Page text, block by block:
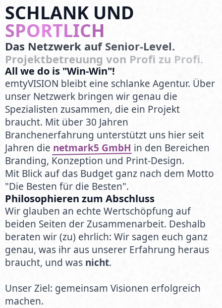
SCHLANK UND
SPORTLICH
Das Netzwerk auf Senior-Level.
Projektbetreuung von Profi zu Profi.
All we do is "Win-Win"!
emtyVISION bleibt eine schlanke Agentur. Über
unser Netzwerk bringen wir genau die
Spezialisten zusammen, die ein Projekt
braucht. Mit über 30 Jahren
Branchenerfahrung unterstützt uns hier seit
Jahren die netmark5 GmbH in den Bereichen
Branding, Konzeption und Print-Design.
Mit Blick auf das Budget ganz nach dem Motto
"Die Besten für die Besten".
Philosophieren zum Abschluss
Wir glauben an echte Wertschöpfung auf
beiden Seiten der Zusammenarbeit. Deshalb
beraten wir (zu) ehrlich: Wir sagen euch ganz
genau, was ihr aus unserer Erfahrung heraus
braucht, und was nicht.
Unser Ziel: gemeinsam Visionen erfolgreich
machen.